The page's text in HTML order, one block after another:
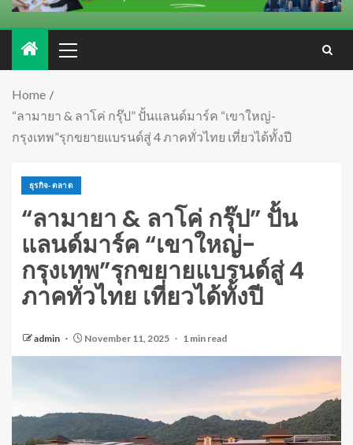
Home
“ลามายา & ลาโค่ กรุ๊ป” ปั้นแลนด์มาร์ค “เขาใหญ่-
กรุงเทพ”รุกขยายแบรนด์สู่ 4 ภาคทั่วไทย เที่ยวได้ทั้งปี
ธุรกิจ-ตลาด
“ลามายา & ลาโค่ กรุ๊ป” ปั้น
แลนด์มาร์ค “เขาใหญ่-
กรุงเทพ”รุกขยายแบรนด์สู่ 4
ภาคทั่วไทย เที่ยวได้ทั้งปี
admin November 11, 2025 1 min read